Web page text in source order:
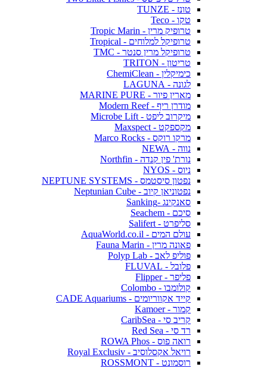
טונז - TUNZE
טקו - Teco
טרופיק מרין - Tropic Marin
טרופיקל למלוחים - Tropical
טרופיקל מרין סנטר - TMC
טריטון - TRITON
כימיקלין - ChemiClean
לגונה - LAGUNA
מארין פיור - MARINE PURE
מודרן ריף - Modern Reef
מיקרוב ליפט - Microbe Lift
מקספקט - Maxspect
מרקו רוקס - Marco Rocks
נווה - NEWA
נורת' פין קנדה - Northfin
ניוס - NYOS
נפטון סיסטמס - NEPTUNE SYSTEMS
נפטוניאן קיוב - Neptunian Cube
סאנקינג -Sanking
סיכם - Seachem
סליפרט - Salifert
עולם המים - AquaWorld.co.il
פאונה מרין - Fauna Marin
פוליפ לאב - Polyp Lab
פלובל - FLUVAL
פליפר - Flipper
קולומבו - Colombo
קייד אקווריומים - CADE Aquariums
קמור - Kamoer
קריב סי - CaribSea
רד סי - Red Sea
רואה פוס - ROWA Phos
רויאל אקסלוסיב - Royal Exclusiv
רוסמונט - ROSSMONT